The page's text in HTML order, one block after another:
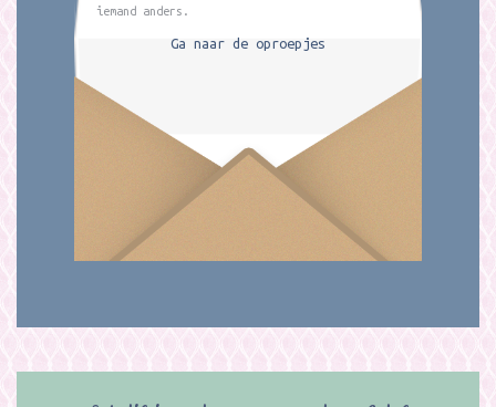
iemand anders.
Ga naar de oproepjes